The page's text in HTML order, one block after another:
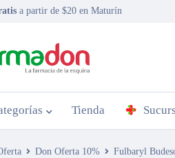
a partir de $20 en Maturín
Tienda
Don Oferta 10% Fulbaryl